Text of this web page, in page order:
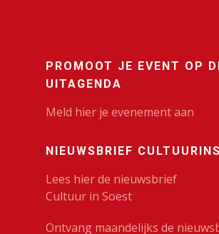
PROMOOT JE EVENT OP
UITAGENDA
Meld hier je evenement aan
NIEUWSBRIEF
Lees hier de nieuwsbrief
Cultuur in Soest
Ontvang maandelijks de